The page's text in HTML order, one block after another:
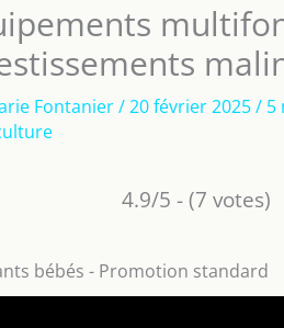
Fontanier/20 février 2025/ 5
4.9/5 - (7 votes)